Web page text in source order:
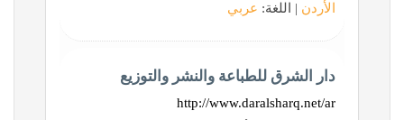
الأردن | اللغة: عربي
دار الشرق للطباعة والنشر والتوزيع
http://www.daralsharq.net/ar